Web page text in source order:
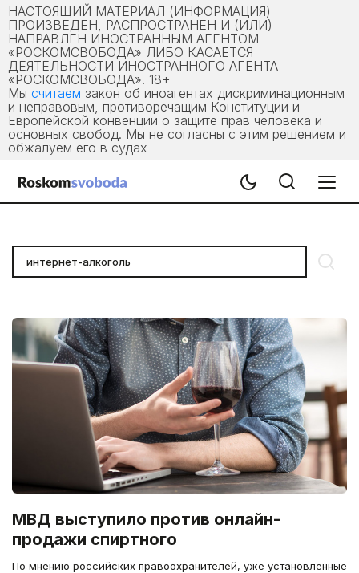
НАСТОЯЩИЙ МАТЕРИАЛ (ИНФОРМАЦИЯ)
ПРОИЗВЕДЕН, РАСПРОСТРАНЕН И (ИЛИ)
НАПРАВЛЕН ИНОСТРАННЫМ АГЕНТОМ
«РОСКОМСВОБОДА» ЛИБО КАСАЕТСЯ
ДЕЯТЕЛЬНОСТИ ИНОСТРАННОГО АГЕНТА
«РОСКОМСВОБОДА». 18+
Мы считаем закон об иноагентах дискриминационным
и неправовым, противоречащим Конституции и
Европейской конвенции о защите прав человека и
основных свобод. Мы не согласны с этим решением и
обжалуем его в судах
МВД выступило против онлайн-
продажи спиртного
По мнению российских правоохранителей, уже установленные